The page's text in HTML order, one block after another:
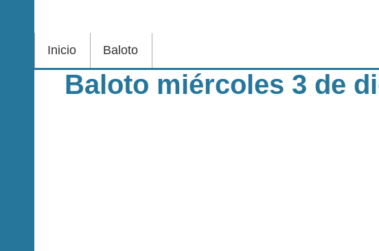
Inicio Baloto
Baloto miércoles 3 de